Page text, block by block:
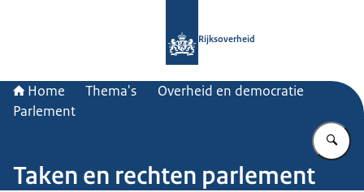
Rijksoverheid
Home Thema's
Overheid en democratie
Parlement
Taken en rechten parlement